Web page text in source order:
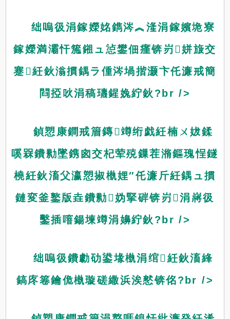
绌嗚彶涓鎵嬫姳鐫涔︽湰涓鎵嬪垝寮
鎵嬫満灞忓箷鎺ュ惉鐢佃瘽锛岃姘旇交
蹇紝鈥滃摜鍝ラ偅涔堝揩灏卞仛濂戒簡
閰掗吙涓稿瓙鍟婏紵鈥?br />
鍞愬康鐧戒篃鏄竴绗戯紝楠ㄨ妭鍒
嗘槑鐨勬墜鎸囪交杞荤殑鏁茬潃鏂瑰悜鐩
橈紝鈥滀父瀛愬掓槸娌″仛濂斤紝鍝ュ摜
鏈変釜鐜版垚鐨勬妫掔硸锛岃涓嶈彶
鑿插噾鍚堜竴涓嬶紵鈥?br />
绌嗚彶鐨勮劯鍙堟槸涓绾紝鈥滀綘
鎬庝箞鑰佹槸璇磋繖浜涘憖锛佲?br />